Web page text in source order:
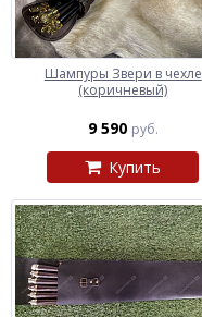
Шампуры Звери в чехле
(коричневый)
9 590 руб.
Купить